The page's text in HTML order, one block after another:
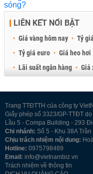
LIÊN KẾT NỔI BẬT
Giá vàng hôm nay Tỷ
Tỷ giá euro
Giá heo hơi
Lãi suất ngân hàng
Giá
Trang TTĐTTH của công ty
Giấy phép số 3323/GP-TTĐT
Lầu 5 - Compa Building - 293
Chi nhánh: Số 5 - Khu 38A
Chịu trách nhiệm nội dung:
Hotline: 0975798489
Email: info@vietnambiz.vn
Trách nhiệm về thông tin